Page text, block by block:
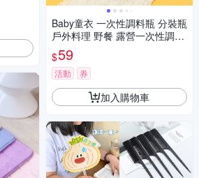
Baby童衣 一次性調料瓶 分裝瓶
戶外料理 野餐 露營一次性調料
小號醬油瓶 塑膠 迷你瓶 配套調
味醬油醋瓶分裝瓶(11/15入) 11
800
$59
活動 券
加入購物車